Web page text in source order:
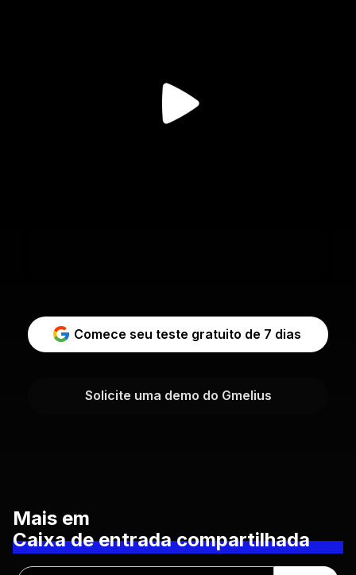
Comece seu teste gratuito de 7 dias
Solicite uma demo do Gmelius
Mais em
Caixa de entrada compartilhada